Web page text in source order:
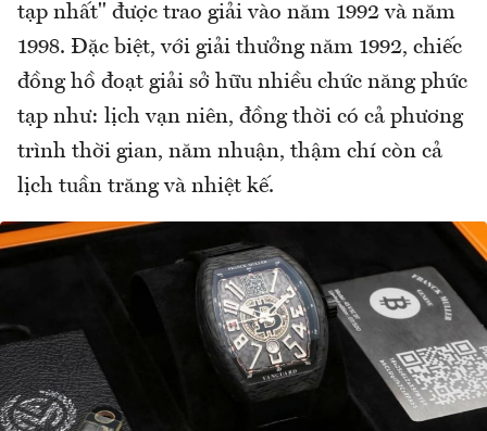
tạp nhất" được trao giải vào năm 1992 và năm
1998. Đặc biệt, với giải thưởng năm 1992, chiếc
đồng hồ đoạt giải sở hữu nhiều chức năng phức
tạp như: lịch vạn niên, đồng thời có cả phương
trình thời gian, năm nhuận, thậm chí còn cả
lịch tuần trăng và nhiệt kế.